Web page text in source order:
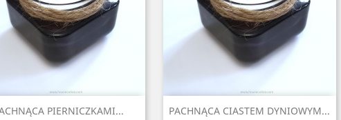
PIERNICZKAMI...
Szybki podgląd PACHNĄCA CIASTEM DYNIOWYM...
Szybki podgląd